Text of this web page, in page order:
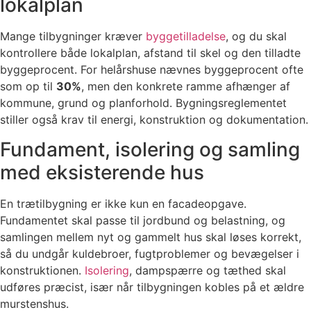
lokalplan
Mange tilbygninger kræver byggetilladelse, og du skal
kontrollere både lokalplan, afstand til skel og den tilladte
byggeprocent. For helårshuse nævnes byggeprocent ofte
som op til 30%, men den konkrete ramme afhænger af
kommune, grund og planforhold. Bygningsreglementet
stiller også krav til energi, konstruktion og dokumentation.
Fundament, isolering og samling
med eksisterende hus
En trætilbygning er ikke kun en facadeopgave.
Fundamentet skal passe til jordbund og belastning, og
samlingen mellem nyt og gammelt hus skal løses korrekt,
så du undgår kuldebroer, fugtproblemer og bevægelser i
konstruktionen. Isolering, dampspærre og tæthed skal
udføres præcist, især når tilbygningen kobles på et ældre
murstenshus.